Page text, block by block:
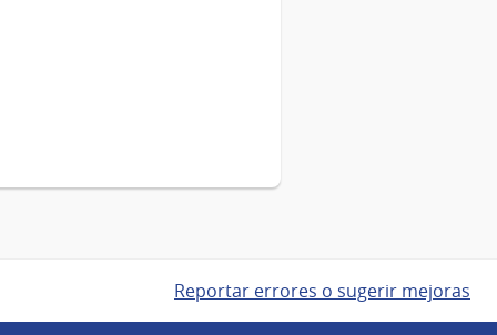
Reportar errores o sugerir mejoras